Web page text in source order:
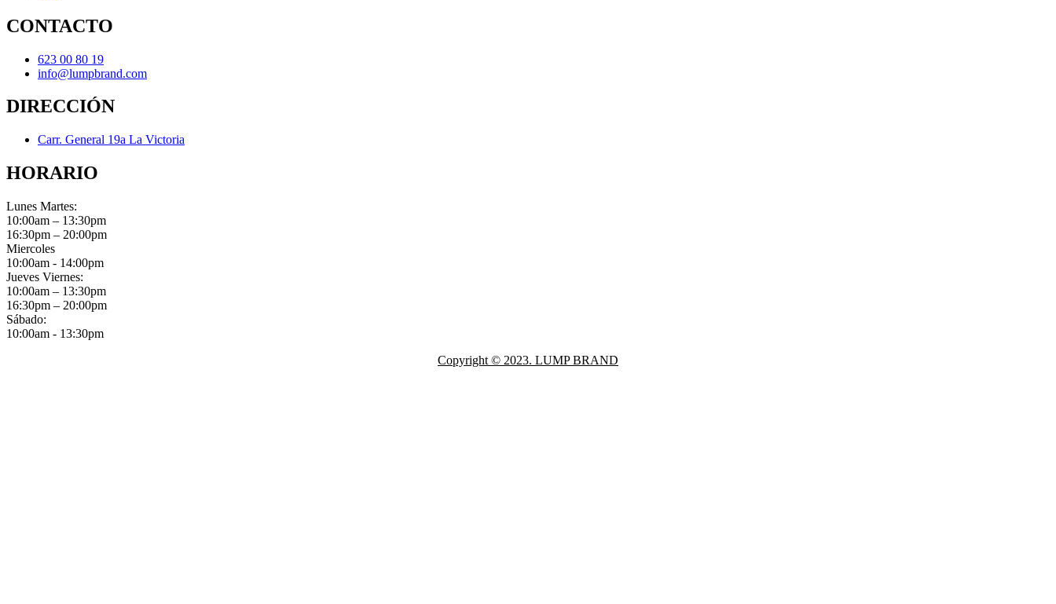
CONTACTO
623 00 80 19
info@lumpbrand.com
DIRECCIÓN
Carr. General 19a La Victoria
HORARIO
Lunes Martes:
10:00am – 13:30pm
16:30pm – 20:00pm
Miercoles
10:00am - 14:00pm
Jueves Viernes:
10:00am – 13:30pm
16:30pm – 20:00pm
Sábado:
10:00am - 13:30pm
Copyright © 2023. LUMP BRAND